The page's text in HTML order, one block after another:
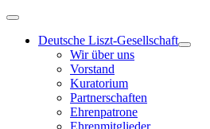
Deutsche Liszt-Gesellschaft
Wir über uns
Vorstand
Kuratorium
Partnerschaften
Ehrenpatrone
Ehrenmitglieder